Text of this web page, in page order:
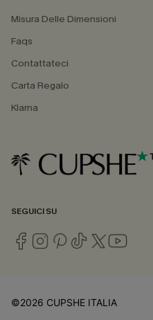
Misura Delle Dimensioni
Faqs
Contattateci
Carta Regalo
Klarna
SEGUICI SU
©2026 CUPSHE ITALIA